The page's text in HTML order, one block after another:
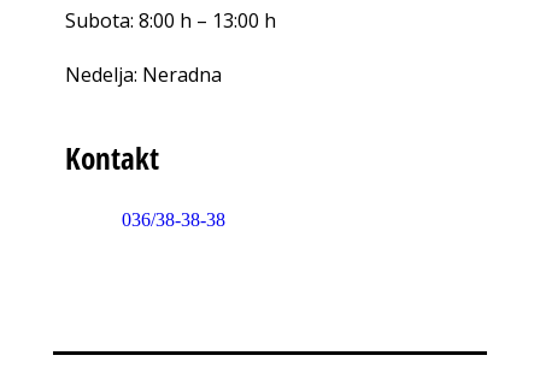
Subota: 8:00 h – 13:00 h
Nedelja: Neradna
Kontakt
036/38-38-38